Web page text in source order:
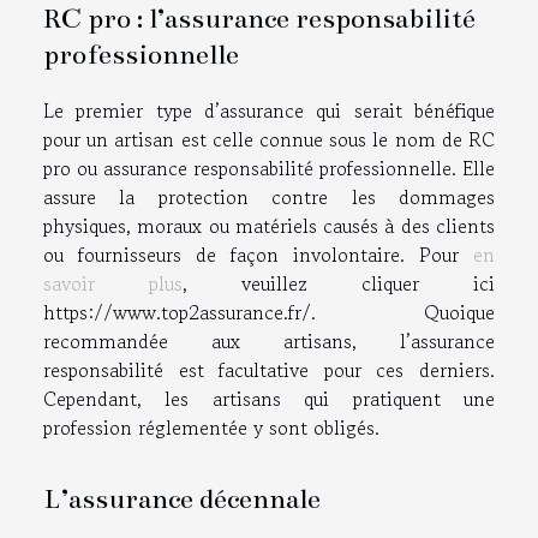
RC pro : l’assurance responsabilité
professionnelle
Le premier type d’assurance qui serait bénéfique
pour un artisan est celle connue sous le nom de RC
pro ou assurance responsabilité professionnelle. Elle
assure la protection contre les dommages
physiques, moraux ou matériels causés à des clients
ou fournisseurs de façon involontaire. Pour en
savoir plus, veuillez cliquer ici
https://www.top2assurance.fr/. Quoique
recommandée aux artisans, l’assurance
responsabilité est facultative pour ces derniers.
Cependant, les artisans qui pratiquent une
profession réglementée y sont obligés.
L’assurance décennale